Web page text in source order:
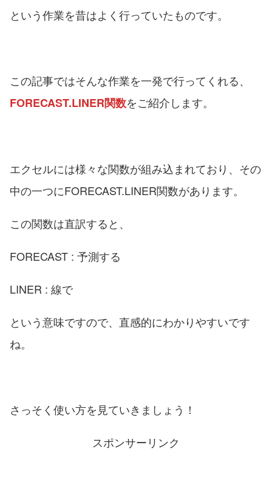
という作業を昔はよく行っていたものです。
この記事ではそんな作業を一発で行ってくれる、
FORECAST.LINER関数をご紹介します。
エクセルには様々な関数が組み込まれており、その
中の一つにFORECAST.LINER関数があります。
この関数は直訳すると、
FORECAST : 予測する
LINER : 線で
という意味ですので、直感的にわかりやすいです
ね。
さっそく使い方を見ていきましょう！
スポンサーリンク